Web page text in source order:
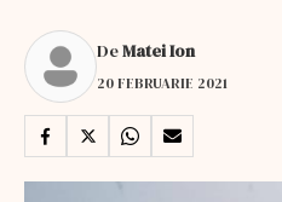
DeMatei Ion
20 FEBRUARIE 2021